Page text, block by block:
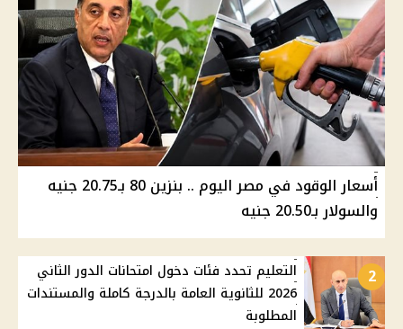
أسعار الوقود في مصر اليوم .. بنزين 80 بـ20.75 جنيه
والسولار بـ20.50 جنيه
2
التعليم تحدد فئات دخول امتحانات الدور الثاني
2026 للثانوية العامة بالدرجة كاملة والمستندات
المطلوبة